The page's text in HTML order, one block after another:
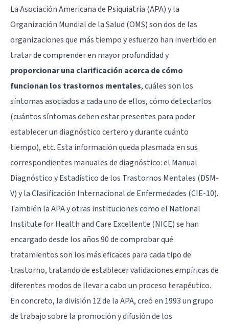
La Asociación Americana de Psiquiatría (APA) y la
Organización Mundial de la Salud (OMS) son dos de las
organizaciones que más tiempo y esfuerzo han invertido en
tratar de comprender en mayor profundidad y
proporcionar una clarificación acerca de cómo
funcionan los trastornos mentales, cuáles son los
síntomas asociados a cada uno de ellos, cómo detectarlos
(cuántos síntomas deben estar presentes para poder
establecer un diagnóstico certero y durante cuánto
tiempo), etc. Esta información queda plasmada en sus
correspondientes manuales de diagnóstico: el Manual
Diagnóstico y Estadístico de los Trastornos Mentales (DSM-
V) y la Clasificación Internacional de Enfermedades (CIE-10).
También la APA y otras instituciones como el National
Institute for Health and Care Excellente (NICE) se han
encargado desde los años 90 de comprobar qué
tratamientos son los más eficaces para cada tipo de
trastorno, tratando de establecer validaciones empíricas de
diferentes modos de llevar a cabo un proceso terapéutico.
En concreto, la división 12 de la APA, creó en 1993 un grupo
de trabajo sobre la promoción y difusión de los